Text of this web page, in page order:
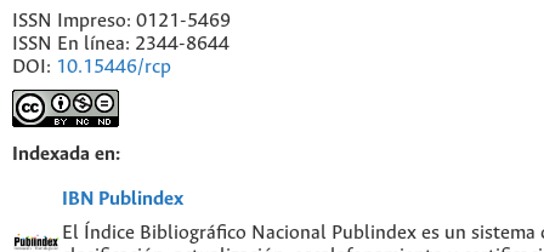
ISSN Impreso: 0121-5469
ISSN En línea: 2344-8644
DOI: 10.15446/rcp
Indexada en:
IBN Publindex
El Índice Bibliográfico Nacional Publindex es un